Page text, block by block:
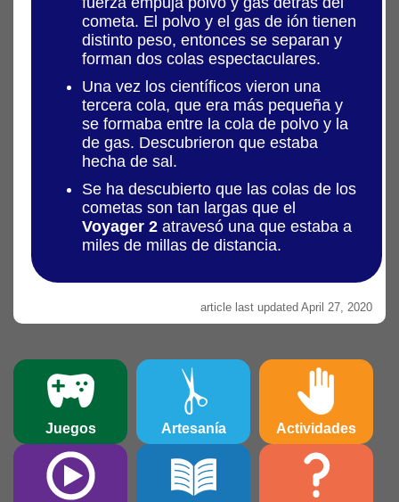
cometa. El polvo y el gas de ión tienen
distinto peso, entonces se separan y
forman dos colas espectaculares.
Una vez los científicos vieron una
tercera cola, que era más pequeña y
se formaba entre la cola de polvo y la
de gas. Descubrieron que estaba
hecha de sal.
Se ha descubierto que las colas de los
cometas son tan largas que el
Voyager 2atravesó una que estaba a
miles de millas de distancia.
article last updated April 27, 2020
Juegos Artesanía Actividades